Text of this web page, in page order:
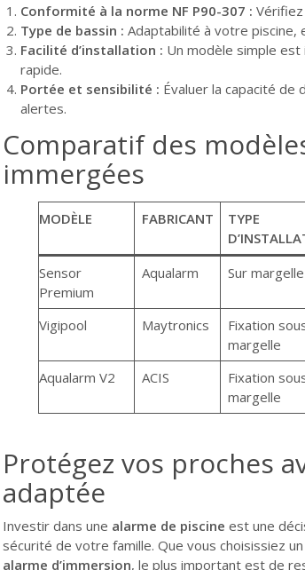
Conformité à la norme NF P90-307 : Vérifiez
Type de bassin : Adaptabilité à votre piscine,
Facilité d’installation : Un modèle simple est
rapide.
Portée et sensibilité : Évaluer la capacité
alertes.
Comparatif des
immergées
MODÈLE FABRICANT
TYPE
Sensor
Premium
Aqualarm Sur margelle
Vigipool Maytronics
Fixation
margelle
Aqualarm V2 ACIS
Fixation
margelle
Protégez vos proches
adaptée
Investir dans une alarme de piscine est une
sécurité de votre famille. Que vous choisissiez un
alarme d’immersion, le plus important est de